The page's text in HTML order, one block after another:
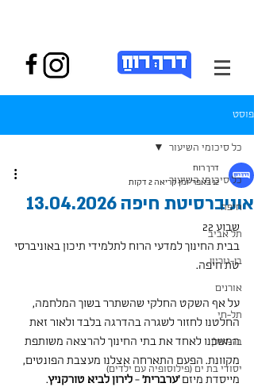
פוסט
כל סיכומי השיעור
חיפה
תל אביב
בן-גוריון
אורנים
תל-חי
בר-אילן
יסודי בת ים (פילוסופיה עם ילדים)
כל סיכומי השיעור
אוניברסיטת חיפה 13.04.2026
דרך רוח
12 באפר׳
זמן קריאה 2 דקות
בבית החינוך למדעי הרוח לתלמידי תיכון באוניברסי
טת חיפה.
על אף השקט החלקי שהשתרר בשוך המלחמה,
החלטנו לחזור לשגרה בהדרגה בלבד ולאור זאת
המשכנו לאחד את בתי החינוך להרצאה משותפת
מקוונת. הפעם התארחה אצלנו מעצבת הפונטים,
מייסדת מיזם 'ערברית' - לירון לביא טורקניץ.